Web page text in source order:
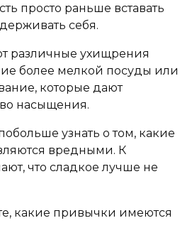
просто раньше вставать
себя.
различные ухищрения
более мелкой посуды или
которые дают
насыщения.
узнать о том, какие
вредными. К
что сладкое лучше не
какие привычки имеются